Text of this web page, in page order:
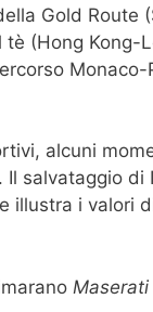
Gold Route
(Hong Kong-
Monaco-
alcuni
Il salvataggio
illustra i valori
Maserati